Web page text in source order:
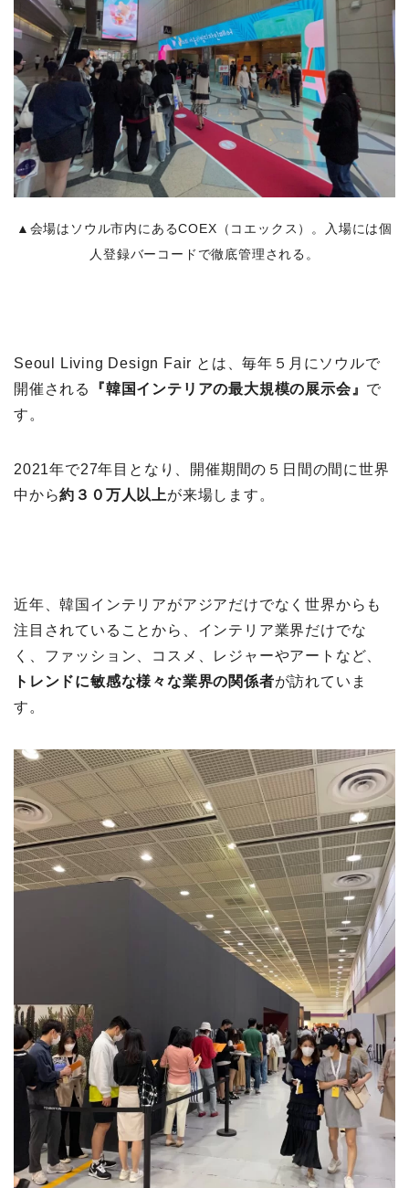
▲会場はソウル市内にあるCOEX（コエックス）。入場には個
人登録バーコードで徹底管理される。
Seoul Living Design Fair とは、毎年５月にソウルで
開催される
『韓国インテリアの最大規模の展示会』 で
す。
2021年で27年目となり、開催期間の５日間の間に世界
中から約３０万人以上が来場します。
近年、韓国インテリアがアジアだけでなく世界からも
注目されていることから、インテリア業界だけでな
く、ファッション、コスメ、レジャーやアートなど、
トレンドに敏感な様々な業界の関係者が訪れていま
す。